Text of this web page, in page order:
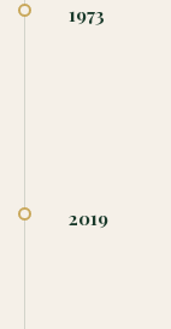
1973
2019